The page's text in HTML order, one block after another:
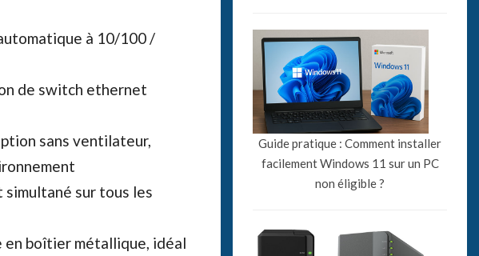
à 10/100 /
de switch ethernet
sans ventilateur,
simultané sur tous les
en boîtier métallique, idéal
Guide pratique : Comment installer
facilement Windows 11 sur un PC
non éligible ?